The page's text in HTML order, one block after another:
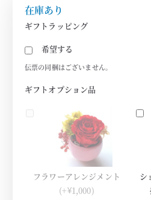
在庫あり
ギフトラッピング
希望する
伝票の同梱はございません。
ギフトオプション品
フラワーアレンジメント
(+¥1,000)
シ